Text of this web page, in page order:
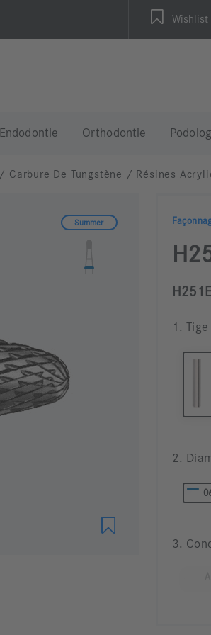
Wishlist
Endodontie Orthodontie
/ Carbure De Tungstène / Résines
Summer
1. Tige
2.
3.